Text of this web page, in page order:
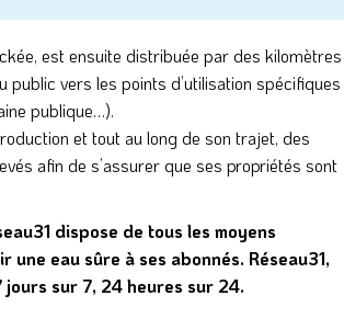
est ensuite distribuée par des kilomètres
public vers les points d’utilisation spécifiques
publique…).
et tout au long de son trajet, des
afin de s’assurer que ses propriétés sont
dispose de tous les moyens
eau sûre à ses abonnés. Réseau31,
jours sur 7, 24 heures sur 24.